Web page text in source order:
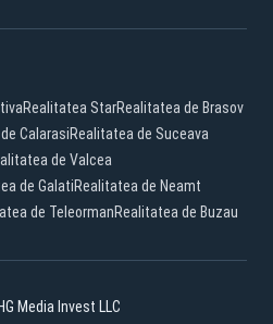
Realitatea StarRealitatea de Brasov
CalarasiRealitatea de Suceava
de Valcea
de GalatiRealitatea de Neamt
de TeleormanRealitatea de Buzau
Media Invest LLC